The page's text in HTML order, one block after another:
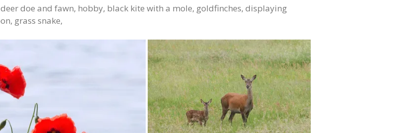
doe and fawn, hobby, black kite with a mole, goldfinches, displaying
grass snake,